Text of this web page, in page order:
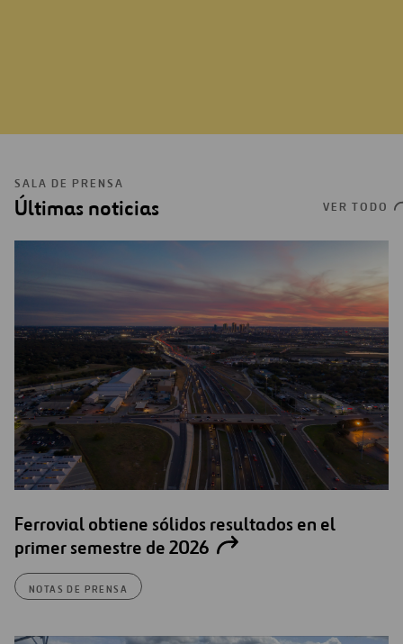
SALA DE PRENSA
Últimas noticias VER TODO
Ferrovial obtiene sólidos resultados en el
primer semestre de 2026
NOTAS DE PRENSA